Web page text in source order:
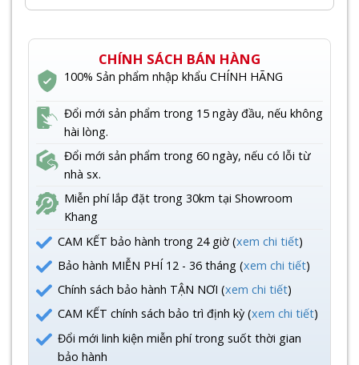
CHÍNH SÁCH BÁN HÀNG
100% Sản phẩm nhập khẩu CHÍNH HÃNG
Đổi mới sản phẩm trong 15 ngày đầu, nếu không
hài lòng.
Đổi mới sản phẩm trong 60 ngày, nếu có lỗi từ
nhà sx.
Miễn phí lắp đặt trong 30km tại Showroom
Khang
CAM KẾT bảo hành trong 24 giờ (xem chi tiết)
Bảo hành MIỄN PHÍ 12 - 36 tháng (xem chi tiết)
Chính sách bảo hành TẬN NƠI (xem chi tiết)
CAM KẾT chính sách bảo trì định kỳ (xem chi tiết)
Đổi mới linh kiện miễn phí trong suốt thời gian
bảo hành